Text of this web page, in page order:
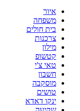
איור
משפחה
בית חולים
צרכנות
מילון
קטשופ
טאי צ'י
חשבון
מוסקבה
טושים
ינקו דאדא